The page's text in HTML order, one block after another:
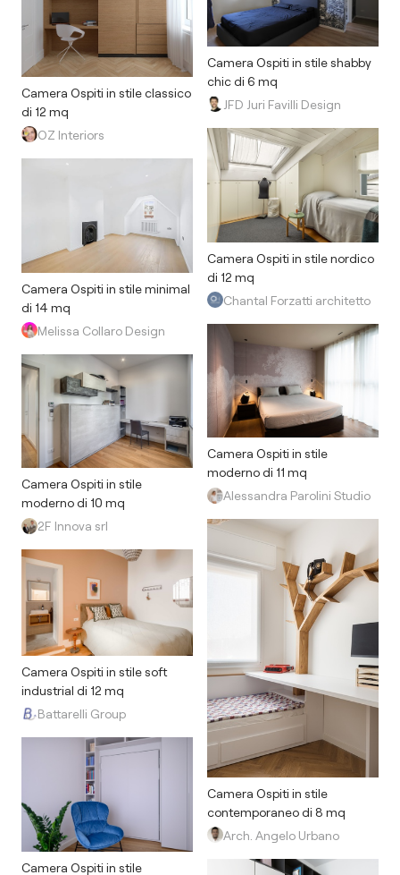
Camera Ospiti in stile classico
di 12 mq
OZ Interiors
Camera Ospiti in stile minimal
di 14 mq
Melissa Collaro Design
Camera Ospiti in stile
moderno di 10 mq
2F Innova srl
Camera Ospiti in stile soft
industrial di 12 mq
Battarelli Group
Camera Ospiti in stile
Camera Ospiti in stile shabby
chic di 6 mq
JFD Juri Favilli Design
Camera Ospiti in stile nordico
di 12 mq
Chantal Forzatti architetto
Camera Ospiti in stile
moderno di 11 mq
Alessandra Parolini Studio
Camera Ospiti in stile
contemporaneo di 8 mq
Arch. Angelo Urbano